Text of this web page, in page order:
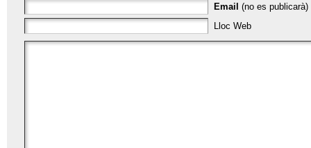
Email (no es publicarà)
Lloc Web